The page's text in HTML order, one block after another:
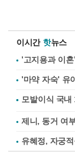
이시간 핫뉴스
'고지용과 이
'마약 자숙' 유
제니, 동거 여
유혜정, 자궁